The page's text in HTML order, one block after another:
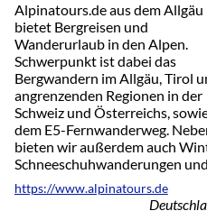
Alpinatours.de aus dem Allgäu
bietet Bergreisen und
Wanderurlaub in den Alpen.
Schwerpunkt ist dabei das
Bergwandern im Allgäu, Tirol
angrenzenden Regionen in der
Schweiz und Österreichs,
dem E5-Fernwanderweg.
bieten wir außerdem auch
Schneeschuhwanderungen
https://www.alpinatours.de